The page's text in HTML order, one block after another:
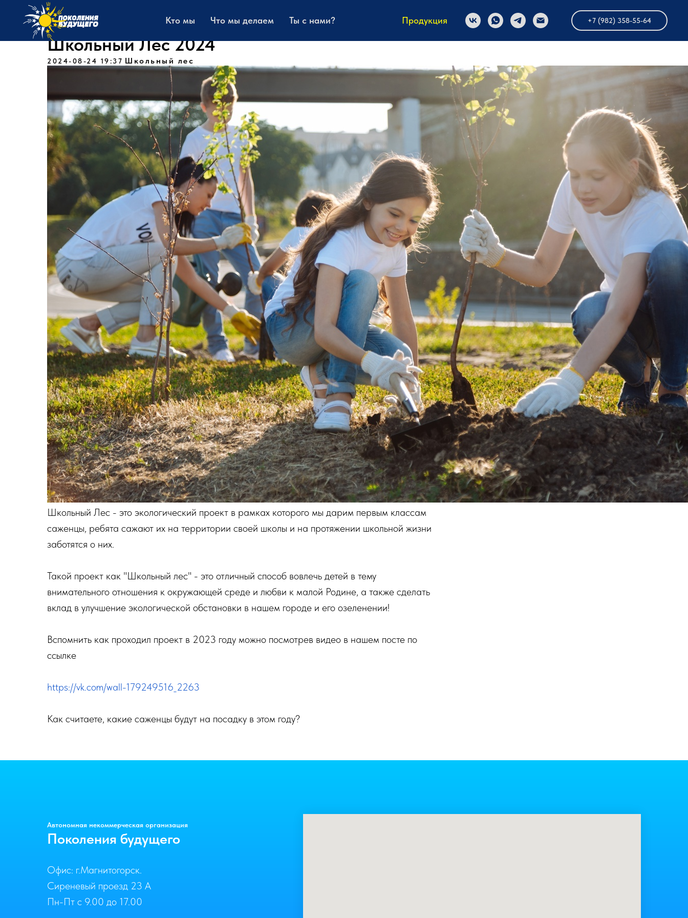
Кто мы Что мы делаем Ты с нами? Продукция +7 (982) 358-55-64
Школьный Лес 2024
2024-08-24 19:37 Школьный лес
Школьный Лес - это экологический проект в рамках которого мы дарим первым классам
саженцы, ребята сажают их на территории своей школы и на протяжении школьной жизни
заботятся о них.
Такой проект как "Школьный лес" - это отличный способ вовлечь детей в тему
внимательного отношения к окружающей среде и любви к малой Родине, а также сделать
вклад в улучшение экологической обстановки в нашем городе и его озеленении!
Вспомнить как проходил проект в 2023 году можно посмотрев видео в нашем посте по
ссылке
https://vk.com/wall-179249516_2263
Как считаете, какие саженцы будут на посадку в этом году?
Автономная некоммерческая организация
Поколения будущего
Офис: г.Магнитогорск.
Сиреневый проезд 23 А
Пн-Пт с 9.00 до 17.00